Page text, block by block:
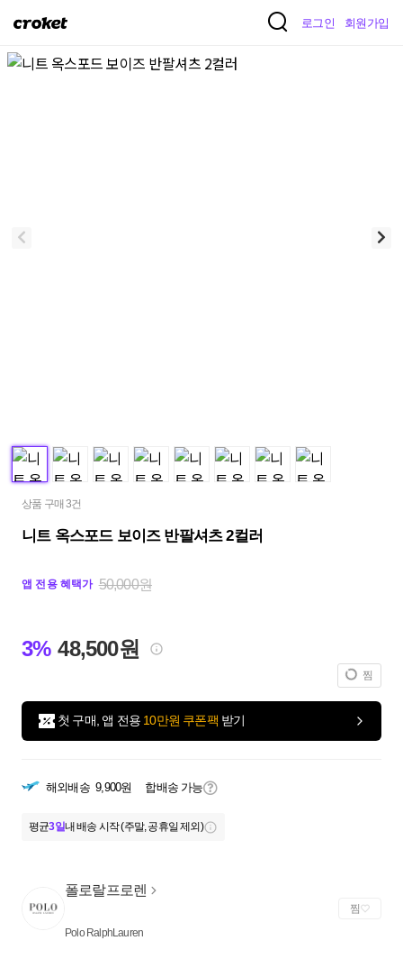
크
켓
로그인 회원가입
상품 구매 3건
니트 옥스포드 보이즈 반팔셔츠 2컬러
앱 전용 혜택가 50,000원
3% 48,500원
찜
첫 구매, 앱 전용 10만원 쿠폰팩 받기
해외배송 9,900원 합배송 가능
평균3일내 배송 시작 (주말, 공휴일 제외)
폴로랄프로렌
Polo RalphLauren
찜